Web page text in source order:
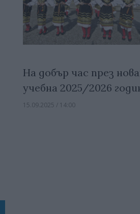
На добър час през
учебна 2025/2026
15.09.2025 / 14:00